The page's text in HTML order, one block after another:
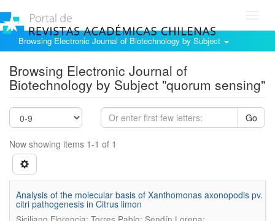
Browsing Electronic Journal of Biotechnology by Subject
Browsing Electronic Journal of
Biotechnology by Subject "quorum sensing"
Go
Now showing items 1-1 of 1
Analysis of the molecular basis of Xanthomonas axonopodis pv.
citri pathogenesis in Citrus limon